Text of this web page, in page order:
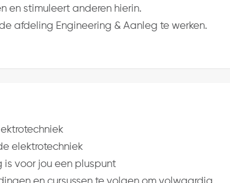
en stimuleert anderen hierin.
afdeling Engineering & Aanleg te werken.
elektrotechniek
voor jou een pluspunt